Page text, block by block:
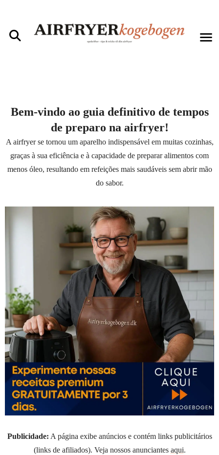
Bem-vindo ao guia definitivo de tempos
de preparo na airfryer!
A airfryer se tornou um aparelho indispensável em muitas cozinhas,
graças à sua eficiência e à capacidade de preparar alimentos com
menos óleo, resultando em refeições mais saudáveis sem abrir mão
do sabor.
Publicidade: A página exibe anúncios e contém links publicitários
(links de afiliados). Veja nossos anunciantes aqui.